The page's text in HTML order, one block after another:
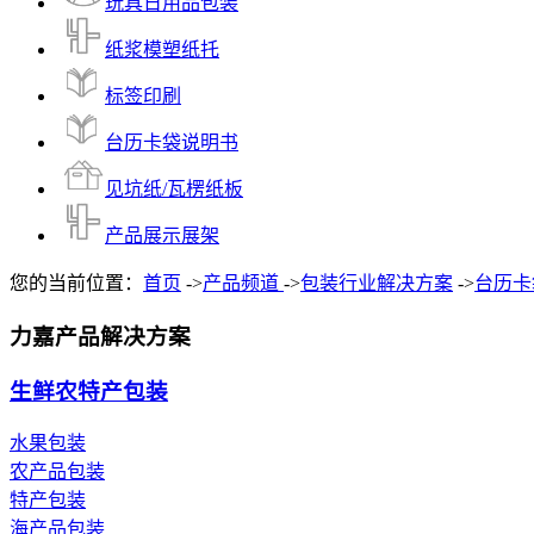
纸浆模塑纸托
标签印刷
台历卡袋说明书
见坑纸/瓦楞纸板
产品展示展架
您的当前位置： 首页 ->产品频道 ->包装行业解决方案 ->台历
力嘉产品解决方案
生鲜农特产包装
水果包装
农产品包装
特产包装
海产品包装